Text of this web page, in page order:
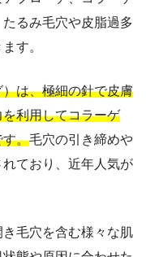
るみ毛穴や皮脂過多
す。
は、極細の針で皮膚
利用してコラーゲ
す。毛穴の引き締めや
ており、近年人気が
毛穴を含む様々な肌